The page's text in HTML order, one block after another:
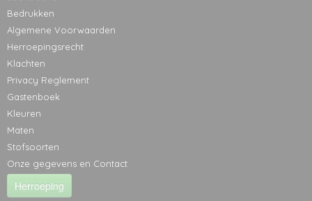
Bedrukken
Algemene Voorwaarden
Herroepingsrecht
Klachten
Privacy Reglement
Gastenboek
Kleuren
Maten
Stofsoorten
Onze gegevens en Contact
Herroeping